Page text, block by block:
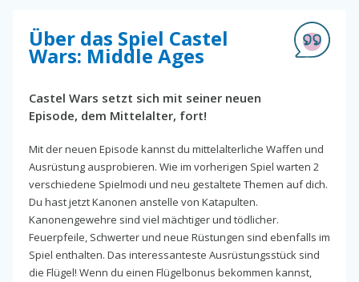
Über das Spiel Castel
Wars: Middle Ages
Castel Wars setzt sich mit seiner neuen
Episode, dem Mittelalter, fort!
Mit der neuen Episode kannst du mittelalterliche Waffen und
Ausrüstung ausprobieren. Wie im vorherigen Spiel warten 2
verschiedene Spielmodi und neu gestaltete Themen auf dich.
Du hast jetzt Kanonen anstelle von Katapulten.
Kanonengewehre sind viel mächtiger und tödlicher.
Feuerpfeile, Schwerter und neue Rüstungen sind ebenfalls im
Spiel enthalten. Das interessanteste Ausrüstungsstück sind
die Flügel! Wenn du einen Flügelbonus bekommen kannst,